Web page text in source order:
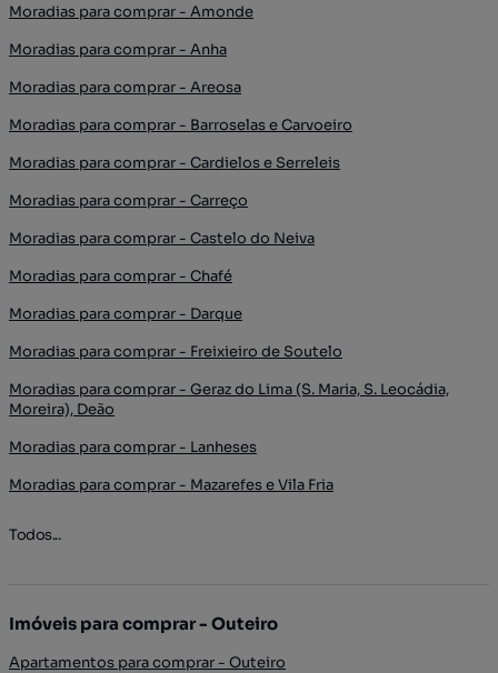
Moradias para comprar - Amonde
Moradias para comprar - Anha
Moradias para comprar - Areosa
Moradias para comprar - Barroselas e Carvoeiro
Moradias para comprar - Cardielos e Serreleis
Moradias para comprar - Carreço
Moradias para comprar - Castelo do Neiva
Moradias para comprar - Chafé
Moradias para comprar - Darque
Moradias para comprar - Freixieiro de Soutelo
Moradias para comprar - Geraz do Lima (S. Maria, S. Leocádia,
Moreira), Deão
Moradias para comprar - Lanheses
Moradias para comprar - Mazarefes e Vila Fria
Todos...
Imóveis para comprar - Outeiro
Apartamentos para comprar - Outeiro